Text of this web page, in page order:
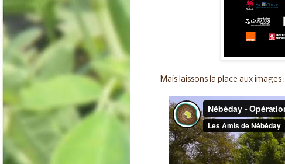
Mais laissons la place aux images :